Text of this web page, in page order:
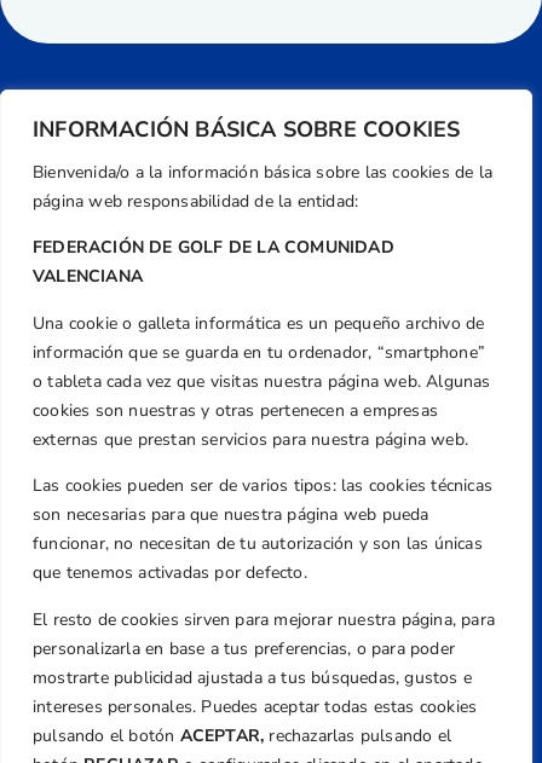
INFORMACIÓN BÁSICA SOBRE COOKIES
Bienvenida/o a la información básica sobre las cookies de la
página web responsabilidad de la entidad:
FEDERACIÓN DE GOLF DE LA COMUNIDAD
VALENCIANA
Una cookie o galleta informática es un pequeño archivo de
información que se guarda en tu ordenador, “smartphone”
o tableta cada vez que visitas nuestra página web. Algunas
cookies son nuestras y otras pertenecen a empresas
externas que prestan servicios para nuestra página web.
Las cookies pueden ser de varios tipos: las cookies técnicas
son necesarias para que nuestra página web pueda
funcionar, no necesitan de tu autorización y son las únicas
que tenemos activadas por defecto.
El resto de cookies sirven para mejorar nuestra página, para
personalizarla en base a tus preferencias, o para poder
mostrarte publicidad ajustada a tus búsquedas, gustos e
intereses personales. Puedes aceptar todas estas cookies
pulsando el botón ACEPTAR, rechazarlas pulsando el
Dirección
Centre de L´Esport, Carrer d'Isaac Peral i
Caballero, Nº 5, Despachos 2 y 3, 46980,
Valencia
+34 961 367 799
Email
federacion@golfcv.com
Aviso Legal
Política de Privacidad
Transparencia
Normativa